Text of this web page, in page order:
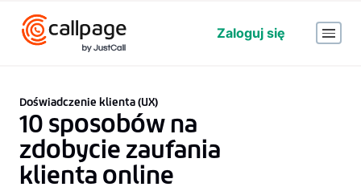
Zaloguj się
Doświadczenie klienta (UX)
10 sposobów na
zdobycie zaufania
klienta online